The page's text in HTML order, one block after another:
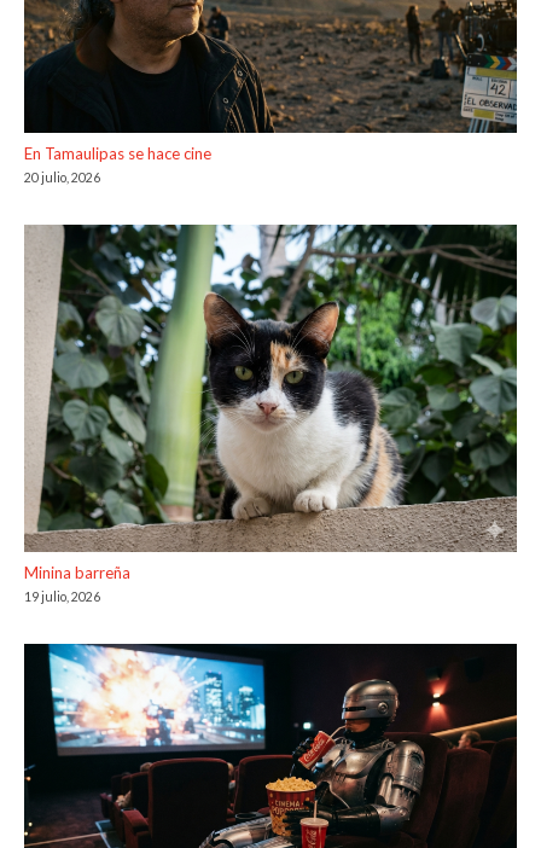
En Tamaulipas se hace cine
20 julio, 2026
Minina barreña
19 julio, 2026